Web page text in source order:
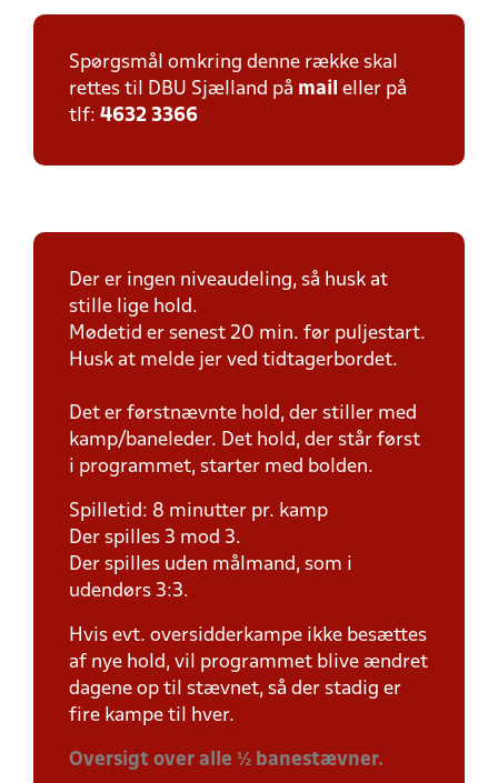
Spørgsmål omkring denne række skal
rettes til DBU Sjælland på mail eller på
tlf: 4632 3366
Der er ingen niveaudeling, så husk at
stille lige hold.
Mødetid er senest 20 min. før puljestart.
Husk at melde jer ved tidtagerbordet.
Det er førstnævnte hold, der stiller med
kamp/baneleder. Det hold, der står først
i programmet, starter med bolden.
Spilletid: 8 minutter pr. kamp
Der spilles 3 mod 3.
Der spilles uden målmand, som i
udendørs 3:3.
Hvis evt. oversidderkampe ikke besættes
af nye hold, vil programmet blive ændret
dagene op til stævnet, så der stadig er
fire kampe til hver.
Oversigt over alle ½ banestævner.